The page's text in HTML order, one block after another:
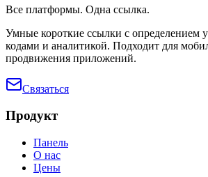
Все платформы. Одна ссылка.
Умные короткие ссылки с определением
кодами и аналитикой. Подходит для
продвижения приложений.
Связаться
Продукт
Панель
О нас
Цены